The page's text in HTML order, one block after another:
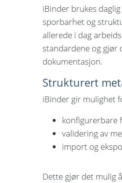
iBinder brukes
sporbarhet og
allerede i dag
standardene og gjør
dokumentasjon.
Strukturert
iBinder gir mulighet
konfigurerbare
validering av
import og
Dette gjør det mulig